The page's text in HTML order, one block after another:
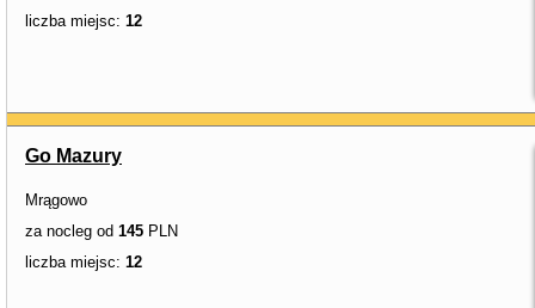
liczba miejsc: 12
Go Mazury
Mrągowo
za nocleg od 145 PLN
liczba miejsc: 12